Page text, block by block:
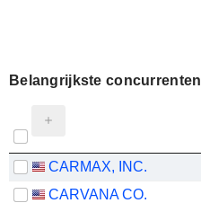
Belangrijkste concurrenten
CARMAX, INC.
CARVANA CO.